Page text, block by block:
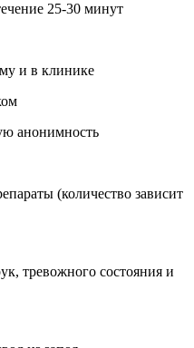
25-30 минут
и в клинике
анонимность
(количество зависит
тревожного состояния и